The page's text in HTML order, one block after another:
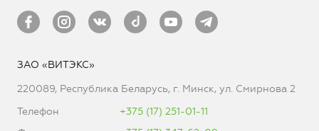
ЗАО «ВИТЭКС»
220089, Республика Беларусь, г. Минск, ул. Смирнова 2
Телефон
+375 (17) 251-01-11